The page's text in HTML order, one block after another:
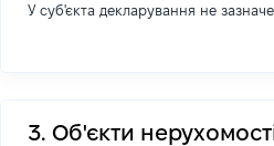
У суб'єкта декларування не
3. Об'єкти